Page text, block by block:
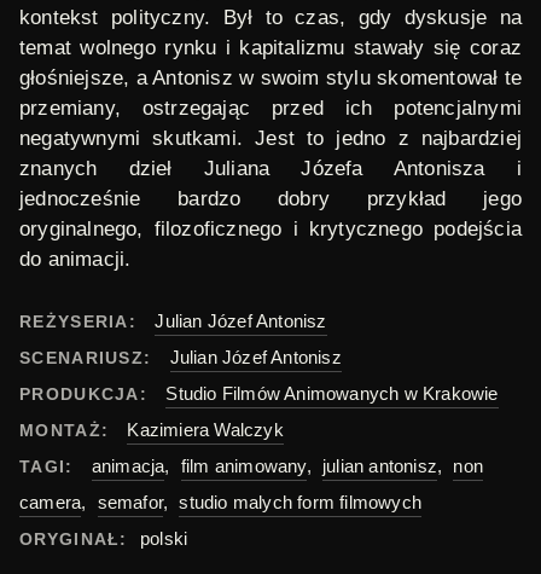
kontekst polityczny. Był to czas, gdy dyskusje na
temat wolnego rynku i kapitalizmu stawały się coraz
głośniejsze, a Antonisz w swoim stylu skomentował te
przemiany, ostrzegając przed ich potencjalnymi
negatywnymi skutkami. Jest to jedno z najbardziej
znanych dzieł Juliana Józefa Antonisza i
jednocześnie bardzo dobry przykład jego
oryginalnego, filozoficznego i krytycznego podejścia
do animacji.
REŻYSERIA: Julian Józef Antonisz
SCENARIUSZ: Julian Józef Antonisz
PRODUKCJA: Studio Filmów Animowanych w Krakowie
MONTAŻ: Kazimiera Walczyk
TAGI: animacja, film animowany, julian antonisz,
non
camera, semafor, studio malych form filmowych
ORYGINAŁ: polski